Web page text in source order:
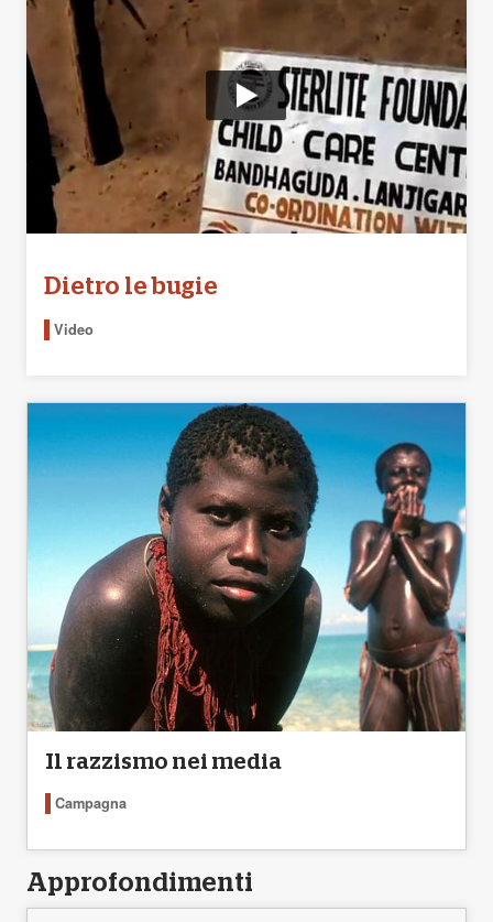
Dietro le bugie
Video
Il razzismo nei media
Campagna
Approfondimenti